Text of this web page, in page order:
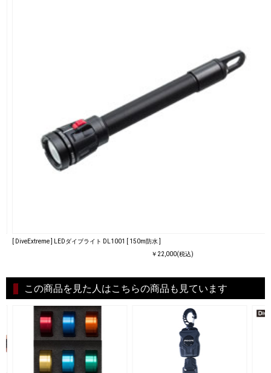
[ DiveExtreme ] LEDダイブライト DL1001 [ 150m防水 ]
￥22,000(税込)
この商品を見た人はこちらの商品も見ています